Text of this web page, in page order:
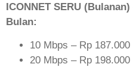
ICONNET SERU
Bulan:
10 Mbps – Rp 187.000
20 Mbps – Rp 198.000